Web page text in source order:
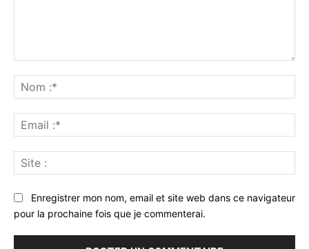
:*
:*
:
Enregistrer mon nom, email et site web dans ce navigateur
pour la prochaine fois que je commenterai.